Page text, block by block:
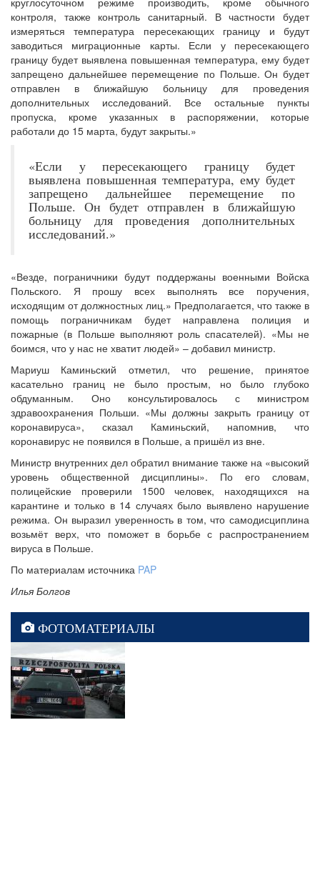
контроля, также контроль санитарный. В частности будет
измеряться температура пересекающих границу и будут
заводиться миграционные карты. Если у пересекающего
границу будет выявлена повышенная температура, ему будет
запрещено дальнейшее перемещение по Польше. Он будет
отправлен в ближайшую больницу для проведения
дополнительных исследований. Все остальные пункты
пропуска, кроме указанных в распоряжении, которые
работали до 15 марта, будут закрыты.»
«Если у пересекающего границу будет
выявлена повышенная температура, ему будет
запрещено дальнейшее перемещение по
Польше. Он будет отправлен в ближайшую
больницу для проведения дополнительных
исследований.»
«Везде, пограничники будут поддержаны военными Войска
Польского. Я прошу всех выполнять все поручения,
исходящим от должностных лиц.» Предполагается, что также в
помощь пограничникам будет направлена полиция и
пожарные (в Польше выполняют роль спасателей). «Мы не
боимся, что у нас не хватит людей» – добавил министр.
Мариуш Каминьский отметил, что решение, принятое
касательно границ не было простым, но было глубоко
обдуманным. Оно консультировалось с министром
здравоохранения Польши. «Мы должны закрыть границу от
коронавируса», сказал Каминьский, напомнив, что
коронавирус не появился в Польше, а пришёл из вне.
Министр внутренних дел обратил внимание также на «высокий
уровень общественной дисциплины». По его словам,
полицейские проверили 1500 человек, находящихся на
карантине и только в 14 случаях было выявлено нарушение
режима. Он выразил уверенность в том, что самодисциплина
возьмёт верх, что поможет в борьбе с распространением
вируса в Польше.
По материалам источника PAP
Илья Болгов
ФОТОМАТЕРИАЛЫ